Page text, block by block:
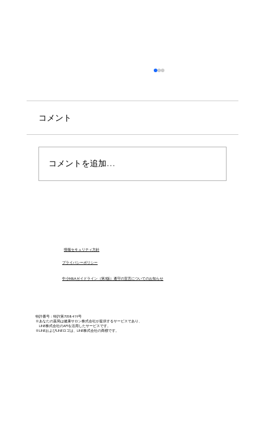
コメント
コメントを追加…
中小M&Aガイドライン（第3版）遵守の宣言についてのお知らせ
プライバシーポリシー
​情報セキュリティ方針
特許番号：特許第7058419号
※あなたの薬局は健康サロン株式会社が提供するサービスであり、
LINE株式会社のAPIを活用したサービスです。
※LINEおよびLINEロゴは、LINE株式会社の商標です。